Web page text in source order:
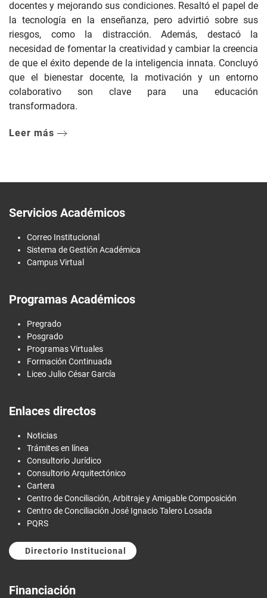
docentes y mejorando sus condiciones. Resaltó el papel de
la tecnología en la enseñanza, pero advirtió sobre sus
riesgos, como la distracción. Además, destacó la
necesidad de fomentar la creatividad y cambiar la creencia
de que el éxito depende de la inteligencia innata. Concluyó
que el bienestar docente, la motivación y un entorno
colaborativo son clave para una educación
transformadora.
Leer más
Servicios Académicos
Correo Institucional
Sistema de Gestión Académica
Campus Virtual
Programas Académicos
Pregrado
Posgrado
Programas Virtuales
Formación Continuada
Liceo Julio César García
Enlaces directos
Noticias
Trámites en línea
Consultorio Jurídico
Consultorio Arquitectónico
Cartera
Centro de Conciliación, Arbitraje y Amigable Composición
Centro de Conciliación José Ignacio Talero Losada
PQRS
Directorio Institucional
Financiación